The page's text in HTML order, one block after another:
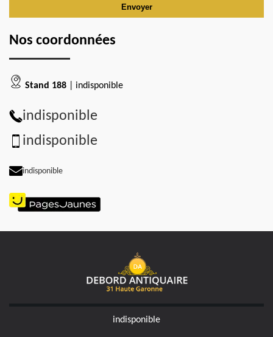
Nos coordonnées
Stand 188 | indisponible
indisponible
indisponible
indisponible
indisponible